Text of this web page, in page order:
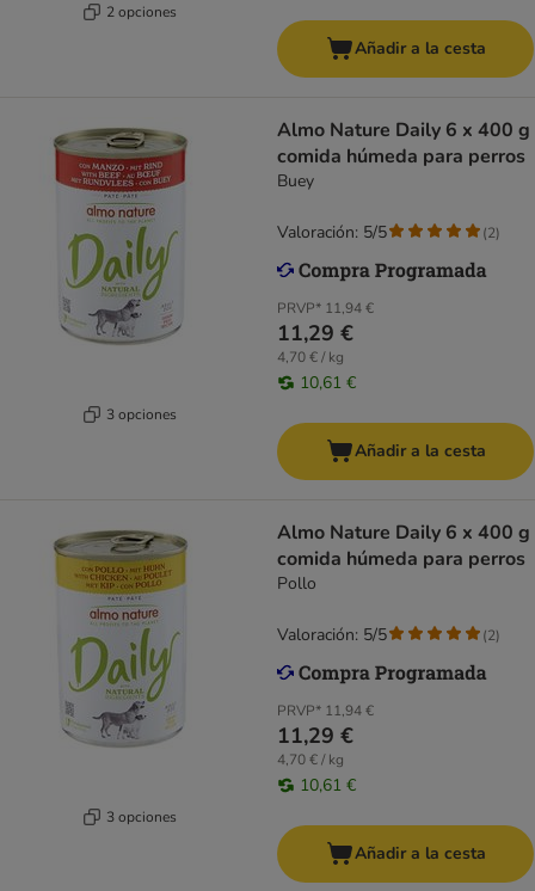
2 opciones
Añadir a la cesta
3 opciones
Almo Nature Daily 6 x 400 g
comida húmeda para perros
Buey
PRVP* 11,94 €
11,29 €
4,70 € / kg
10,61 €
Valoración: 5/5 (2)
Añadir a la cesta
3 opciones
Almo Nature Daily 6 x 400 g
comida húmeda para perros
Pollo
PRVP* 11,94 €
11,29 €
4,70 € / kg
10,61 €
Valoración: 5/5 (2)
Añadir a la cesta